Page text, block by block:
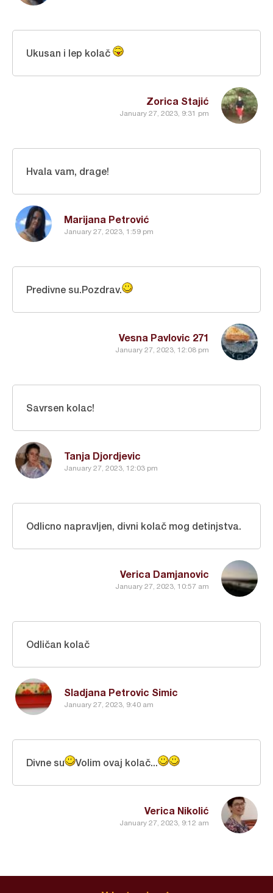
Zorica Stajić
January 27, 2023, 9:31 pm
Ukusan i lep kolač
Marijana Petrović
January 27, 2023, 1:59 pm
Hvala vam, drage!
Vesna Pavlovic 271
January 27, 2023, 12:08 pm
Predivne su.Pozdrav.
Tanja Djordjevic
January 27, 2023, 12:03 pm
Savrsen kolac!
Verica Damjanovic
January 27, 2023, 10:57 am
Odlicno napravljen, divni kolač mog detinjstva.
Sladjana Petrovic Simic
January 27, 2023, 9:40 am
Odličan kolač
Verica Nikolić
January 27, 2023, 9:12 am
Divne su Volim ovaj kolač...